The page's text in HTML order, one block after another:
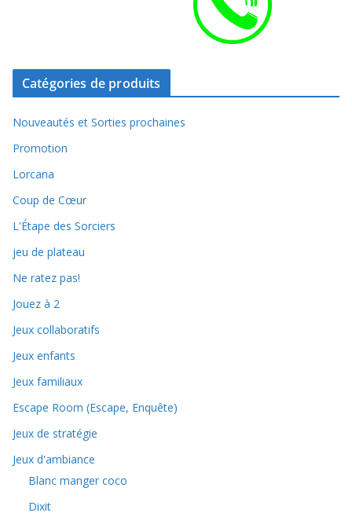
Catégories de produits
Nouveautés et Sorties prochaines
Promotion
Lorcana
Coup de Cœur
L'Étape des Sorciers
jeu de plateau
Ne ratez pas!
Jouez à 2
Jeux collaboratifs
Jeux enfants
Jeux familiaux
Escape Room (Escape, Enquête)
Jeux de stratégie
Jeux d'ambiance
Blanc manger coco
Dixit